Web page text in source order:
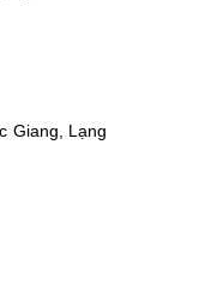
Giang, Lạng